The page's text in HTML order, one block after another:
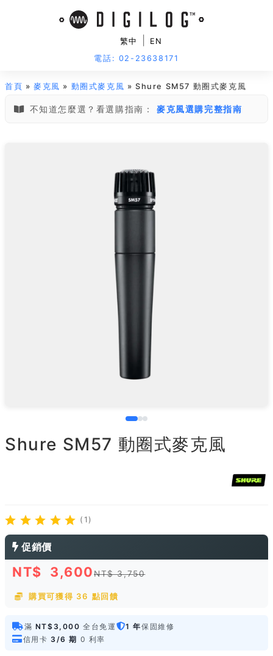
繁中
EN
電話: 02-23638171
首頁 »麥克風 » 動圈式麥克風 » Shure SM57 動圈式麥克風
不知道怎麼選？看選購指南： 麥克風選購完整指南
Shure SM57 動圈式麥克風
(1)
促銷價
NT$ 3,600NT$ 3,750
購買可獲得 36 點回饋
滿 NT$3,000 全台免運 1 年保固維修
信用卡 3/6 期 0 利率